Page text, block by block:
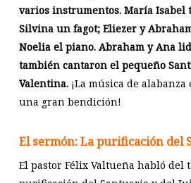
varios instrumentos. María Isabel
Silvina un fagot; Eliezer y
Noelia el piano. Abraham y Ana
también cantaron el pequeño
Valentina.¡La música de alabanza
una gran bendición!
El sermón: La purificación del
El pastor Félix Valtueña habló del